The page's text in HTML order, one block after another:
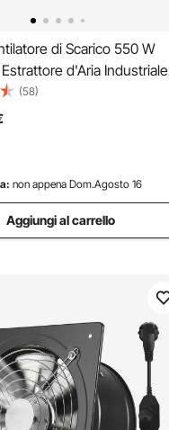
di Scarico 550 W
d'Aria Industriale
d'Aria 4247 m3/h
3 m Ventilatore
Aspirare Polvere Fumo
IP44
(58)
non appena Dom.Agosto 16
Aggiungi al carrello